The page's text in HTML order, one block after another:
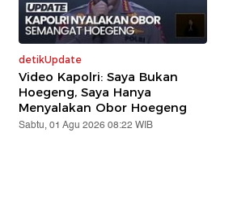
detikUpdate
Video Kapolri: Saya Bukan
Hoegeng, Saya Hanya
Menyalakan Obor Hoegeng
Sabtu, 01 Agu 2026 08:22 WIB